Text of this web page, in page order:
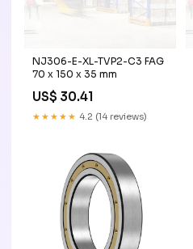
NJ306-E-XL-TVP2-C3 FAG
70 x 150 x 35 mm
US$ 30.41
★★★★★ 4.2 (14 reviews)